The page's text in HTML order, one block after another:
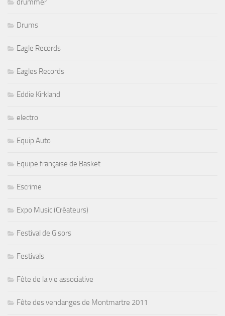
drummer
Drums
Eagle Records
Eagles Records
Eddie Kirkland
electro
Equip Auto
Equipe française de Basket
Escrime
Expo Music (Créateurs)
Festival de Gisors
Festivals
Fête de la vie associative
Fête des vendanges de Montmartre 2011